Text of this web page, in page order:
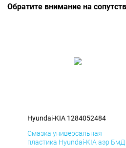
Обратите внимание на
Hyundai-KIA 1284052484
Смазка универсальная
пластика Hyundai-KIA аэр БмД